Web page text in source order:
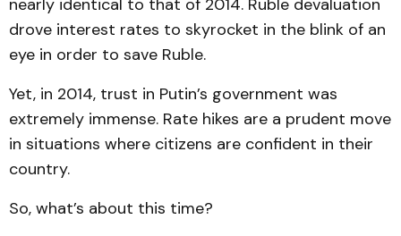
nearly identical to that of 2014. Ruble devaluation
drove interest rates to skyrocket in the blink of an
eye in order to save Ruble.
Yet, in 2014, trust in Putin’s government was
extremely immense. Rate hikes are a prudent move
in situations where citizens are confident in their
country.
So, what’s about this time?